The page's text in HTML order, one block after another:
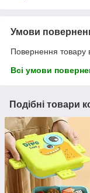
Умови
Повернення товару
Всі умови
Подібні товари